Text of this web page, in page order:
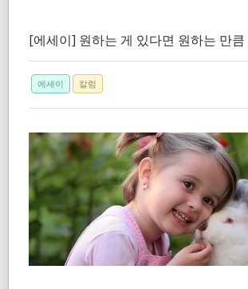
[에세이] 원하는 게 있다면 원하는 만
에세이 칼럼